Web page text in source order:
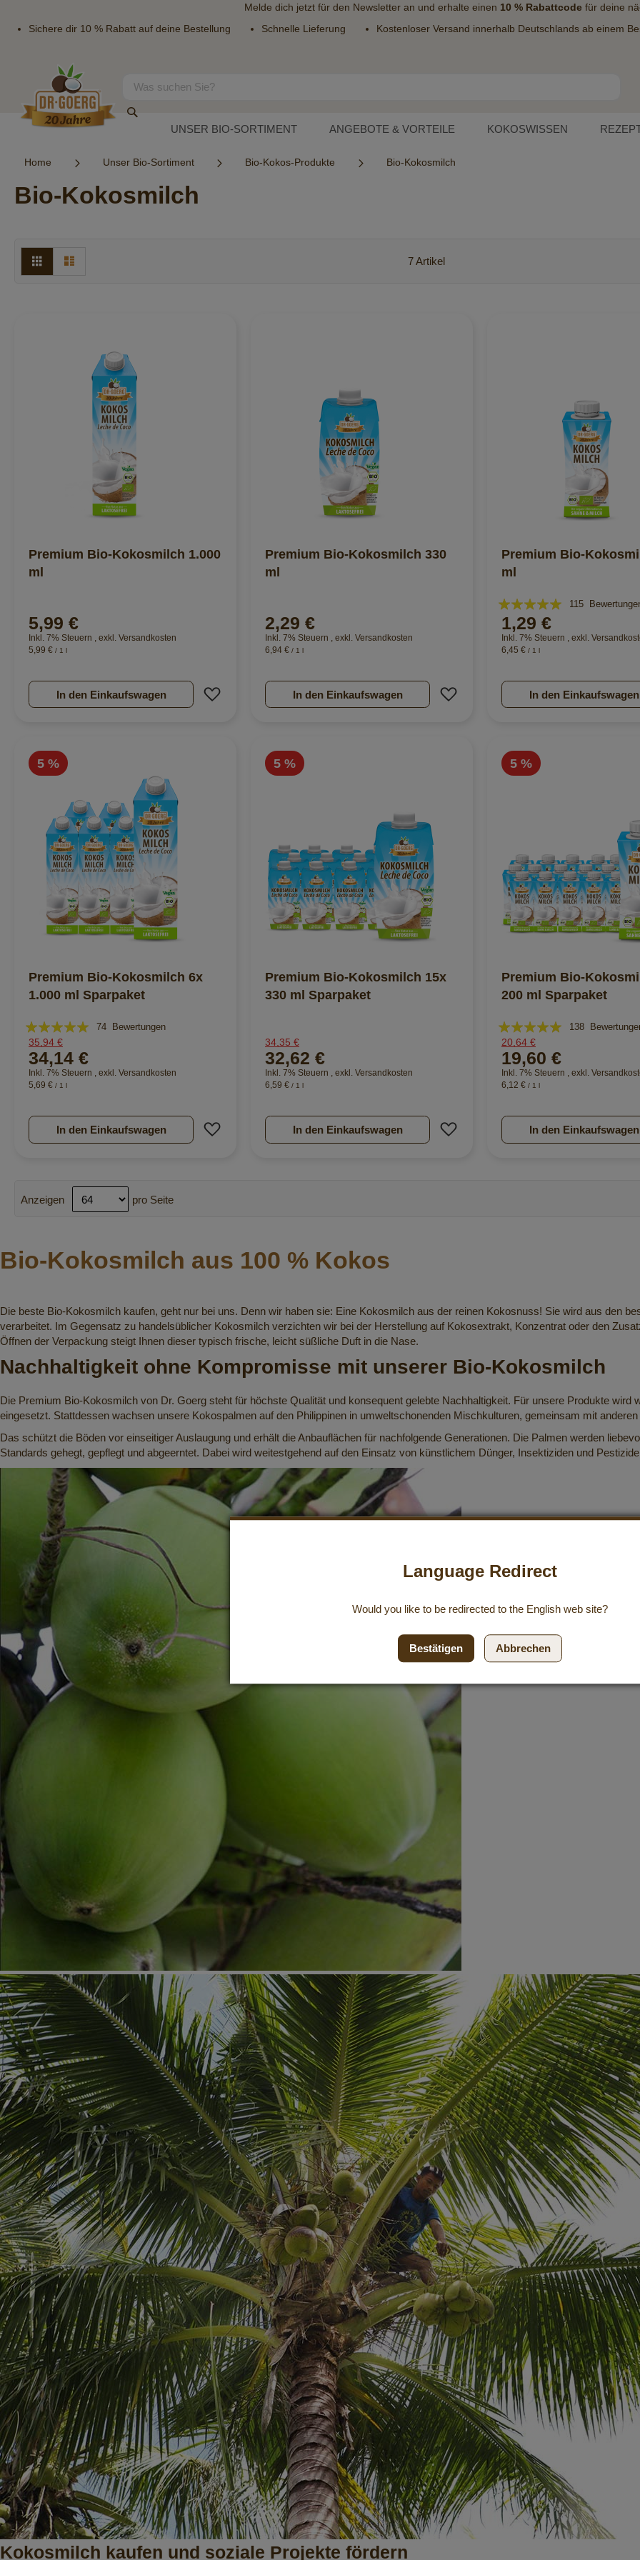
Melde dich jetzt für den Newsletteran und erhalte einen 10 % Rabattcodefür deine
Sichere dir 10 % Rabatt auf deine Bestellung
Schnelle Lieferung Kostenloser Versand innerhalb Deutschlands ab einem
Inhalt
Suche
UNSER BIO-SORTIMENT ANGEBOTE & VORTEILE KOKOSWISSEN
Home Unser Bio-Sortiment Bio-Kokos-Produkte Bio-Kokosmilch
Bio-Kokosmilch
Ansicht
als
Raster 7Artikel
Premium Bio-Kokosmilch 1.000
ml
5,99 €
Inkl. 7% Steuern , exkl. Versandkosten
5,99 € / 1 l
In den Einkaufswagen Zur Wunschliste hinzufügen
Premium Bio-Kokosmilch 330
ml
2,29 €
Inkl. 7% Steuern , exkl. Versandkosten
6,94 € / 1 l
In den Einkaufswagen Zur Wunschliste hinzufügen
Premium Bio-
ml
Bewertung:
97%
115
1,29 €
Inkl. 7% Steuern , exkl.
6,45 € / 1 l
In den Einkaufswagen
5 %
Premium Bio-Kokosmilch 6x
1.000 ml Sparpaket
Bewertung:
98%
74 Bewertungen
35,94 €
34,14 €
Inkl. 7% Steuern , exkl. Versandkosten
5,69 € / 1 l
In den Einkaufswagen Zur Wunschliste hinzufügen
5 %
Premium Bio-Kokosmilch 15x
330 ml Sparpaket
34,35 €
32,62 €
Inkl. 7% Steuern , exkl. Versandkosten
6,59 € / 1 l
In den Einkaufswagen Zur Wunschliste hinzufügen
5 %
Premium Bio-
200 ml Sparpaket
Bewertung:
99%
138
20,64 €
19,60 €
Inkl. 7% Steuern , exkl.
6,12 € / 1 l
In den Einkaufswagen
Anzeigen pro Seite
Bio-Kokosmilch aus 100 % Kokos
Die beste Bio-Kokosmilch kaufen, geht nur bei uns. Denn wir haben sie: Eine Kokosmilch aus der reinen Kokosnuss! Sie wird aus den
verarbeitet. Im Gegensatz zu handelsüblicher Kokosmilch verzichten wir bei der Herstellung auf Kokosextrakt, Konzentrat oder den
Öffnen der Verpackung steigt Ihnen dieser typisch frische, leicht süßliche Duft in die Nase.
Nachhaltigkeit ohne Kompromisse mit unserer Bio-Kokosmilch
Die Premium Bio-Kokosmilch von Dr. Goerg steht für höchste Qualität und konsequent gelebte Nachhaltigkeit. Für unsere Produkte wird
eingesetzt. Stattdessen wachsen unsere Kokospalmen auf den Philippinen in umweltschonenden Mischkulturen, gemeinsam mit
Das schützt die Böden vor einseitiger Auslaugung und erhält die Anbauflächen für nachfolgende Generationen. Die Palmen werden
Standards gehegt, gepflegt und abgeerntet. Dabei wird weitestgehend auf den Einsatz von künstlichem Dünger, Insektiziden und
Kokosmilch kaufen und soziale Projekte fördern
Language Redirect
Would you like to be redirected to the English web site?
Bestätigen Abbrechen